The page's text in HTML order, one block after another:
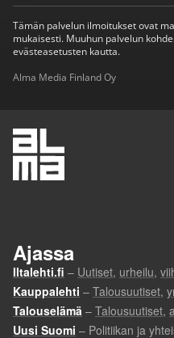
Tämän palvelun ilmoitukset ovat
mukaisesti. Muuhun palvelun
evästeasetusten kautta.
Alma Media Finland Oy